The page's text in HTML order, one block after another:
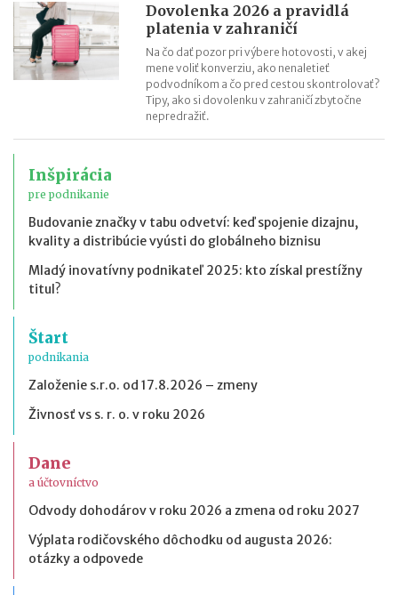
Dovolenka 2026 a pravidlá
platenia v zahraničí
Na čo dať pozor pri výbere hotovosti, v akej
mene voliť konverziu, ako nenaletieť
podvodníkom a čo pred cestou skontrolovať?
Tipy, ako si dovolenku v zahraničí zbytočne
nepredražiť.
Inšpirácia
pre podnikanie
Budovanie značky v tabu odvetví: keď spojenie dizajnu,
kvality a distribúcie vyústi do globálneho biznisu
Mladý inovatívny podnikateľ 2025: kto získal prestížny
titul?
Štart
podnikania
Založenie s.r.o. od 17.8.2026 – zmeny
Živnosť vs s. r. o. v roku 2026
Dane
a účtovníctvo
Odvody dohodárov v roku 2026 a zmena od roku 2027
Výplata rodičovského dôchodku od augusta 2026:
otázky a odpovede